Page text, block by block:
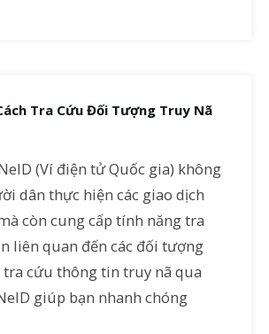
Tra Cứu Đối Tượng Truy Nã
(Ví điện tử Quốc gia) không
dân thực hiện các giao dịch
còn cung cấp tính năng tra
liên quan đến các đối tượng
tra cứu thông tin truy nã qua
giúp bạn nhanh chóng